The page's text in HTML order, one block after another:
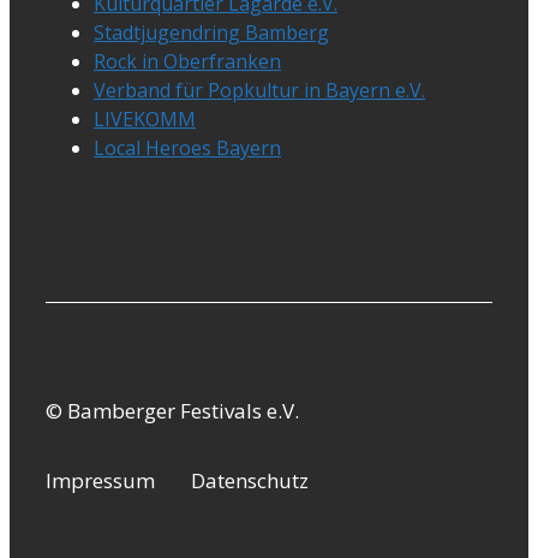
Stadtjugendring Bamberg
Rock in Oberfranken
Verband für Popkultur in Bayern e.V.
LIVEKOMM
Local Heroes Bayern
© Bamberger Festivals e.V.
Impressum Datenschutz